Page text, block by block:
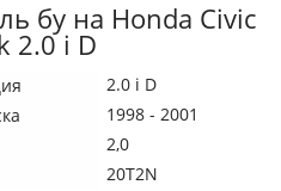
бу на Honda Civic
2.0 i D
2.0 i D
1998 - 2001
2,0
20T2N